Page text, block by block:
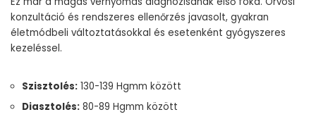
konzultáció és rendszeres ellenőrzés javasolt, gyakran
életmódbeli változtatásokkal és esetenként gyógyszeres
kezeléssel.
Szisztolés: 130-139 Hgmm között
Diasztolés: 80-89 Hgmm között